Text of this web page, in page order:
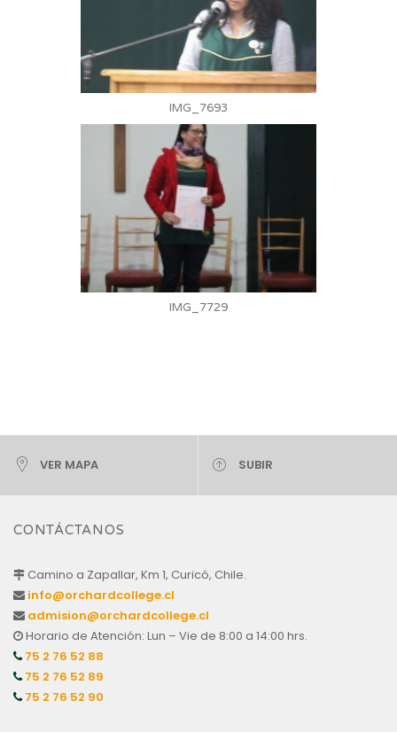
IMG_7693
IMG_7729
VER MAPA SUBIR
CONTÁCTANOS
Camino a Zapallar, Km 1, Curicó, Chile.
info@orchardcollege.cl
admision@orchardcollege.cl
Horario de Atención: Lun – Vie de 8:00 a 14:00 hrs.
75 2 76 52 88
75 2 76 52 89
75 2 76 52 90